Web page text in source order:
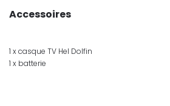
Accessoires
1 x casque TV Hel Dolfin
1 x batterie